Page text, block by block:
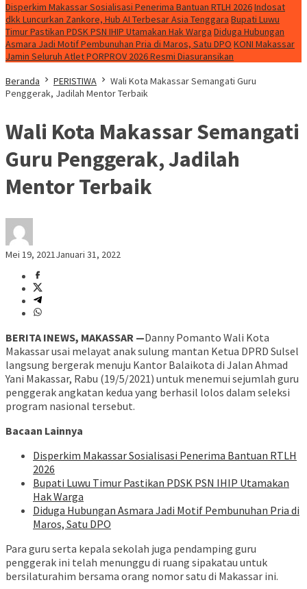
Disperkim Makassar Sosialisasi Penerima Bantuan RTLH 2026Indosat
dkk Luncurkan Zankore, Hub AI Terbesar Asia Tenggara Bupati Luwu
Timur Pastikan PDSK PSN IHIP Utamakan Hak Warga Diduga Hubungan
Asmara Jadi Motif Pembunuhan Pria di Maros, Satu DPO KONI Makassar
Jamin Seluruh Atlet PORPROV 2026 Resmi Diasuransikan
Beranda
PERISTIWA
Wali Kota Makassar Semangati Guru
Penggerak, Jadilah Mentor Terbaik
Wali Kota Makassar Semangati
Guru Penggerak, Jadilah
Mentor Terbaik
Mei 19, 2021Januari 31, 2022
BERITA INEWS, MAKASSAR —Danny Pomanto Wali Kota
Makassar usai melayat anak sulung mantan Ketua DPRD Sulsel
langsung bergerak menuju Kantor Balaikota di Jalan Ahmad
Yani Makassar, Rabu (19/5/2021) untuk menemui sejumlah guru
penggerak angkatan kedua yang berhasil lolos dalam seleksi
program nasional tersebut.
Bacaan Lainnya
Disperkim Makassar Sosialisasi Penerima Bantuan RTLH
2026
Bupati Luwu Timur Pastikan PDSK PSN IHIP Utamakan
Hak Warga
Diduga Hubungan Asmara Jadi Motif Pembunuhan Pria di
Maros, Satu DPO
Para guru serta kepala sekolah juga pendamping guru
penggerak ini telah menunggu di ruang sipakatau untuk
bersilaturahim bersama orang nomor satu di Makassar ini.